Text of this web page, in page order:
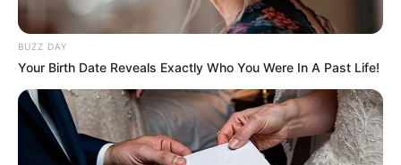
BUZZ DAY
Your Birth Date Reveals Exactly Who You Were In A Past Life!